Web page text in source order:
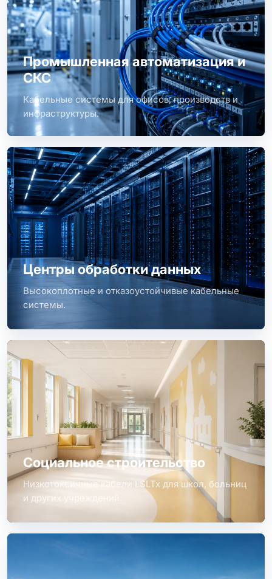
Промышленная автоматизация и
СКС
Кабельные системы для офисов, производств и
инфраструктуры.
Центры обработки данных
Высокоплотные и отказоустойчивые кабельные
системы.
Социальное строительство
Низкотоксичные кабели LSLTx для школ, больниц
и других учреждений.